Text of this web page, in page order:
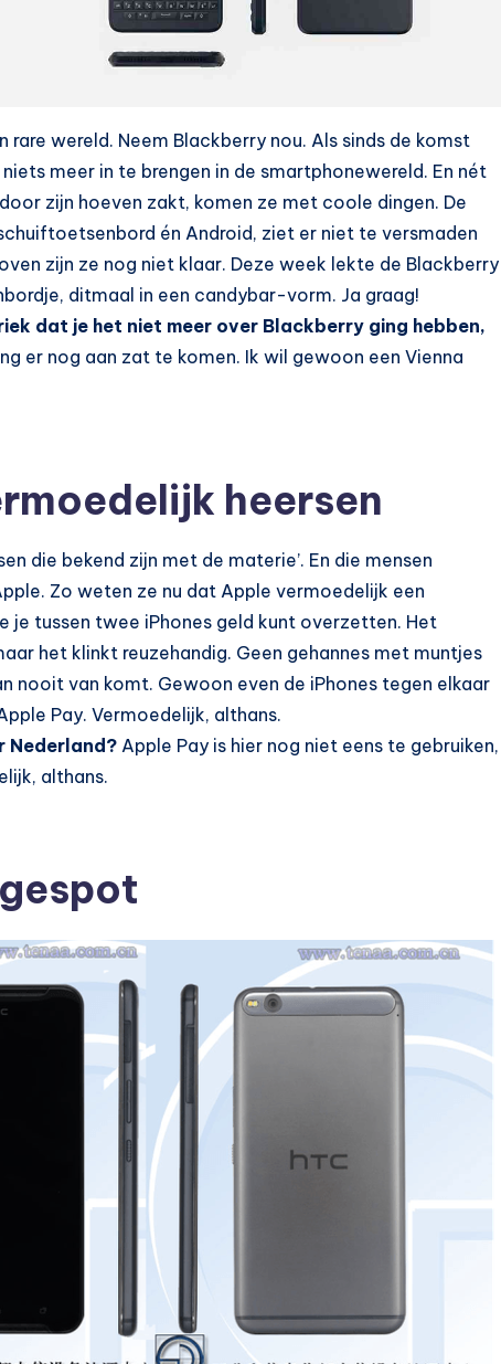
wereld. Neem Blackberry nou. Als sinds de komst
meer in te brengen in de smartphonewereld. En nét
zijn hoeven zakt, komen ze met coole dingen. De
én Android, ziet er niet te versmaden
zijn ze nog niet klaar. Deze week lekte de Blackberry
ditmaal in een candybar-vorm. Ja graag!
dat je het niet meer over Blackberry ging hebben,
er nog aan zat te komen. Ik wil gewoon een Vienna
heersen
die bekend zijn met de materie’. En die mensen
Zo weten ze nu dat Apple vermoedelijk een
tussen twee iPhones geld kunt overzetten. Het
het klinkt reuzehandig. Geen gehannes met muntjes
nooit van komt. Gewoon even de iPhones tegen elkaar
Pay. Vermoedelijk, althans.
Nederland? Apple Pay is hier nog niet eens te gebruiken,
althans.